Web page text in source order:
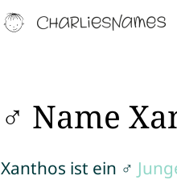
♂ Name
Xanthos ist ein ♂